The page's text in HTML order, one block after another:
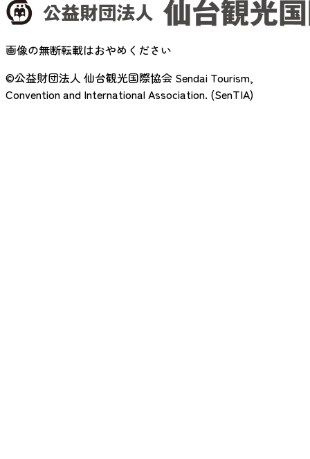
画像の無断転載はおやめください
©公益財団法人 仙台観光国際協会 Sendai Tourism,
Convention and International Association. (SenTIA)